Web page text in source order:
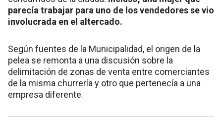
parecía trabajar para uno de los vendedores se vio
involucrada en el altercado.
Según fuentes de la Municipalidad, el origen de la
pelea se remonta a una discusión sobre la
delimitación de zonas de venta entre comerciantes
de la misma churrería y otro que pertenecía a una
empresa diferente.